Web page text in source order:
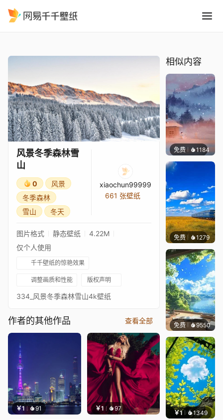
风景冬季森林雪
山
0
风景
冬季森林
雪山
冬天
xiaochun99999
661 张壁纸
图片格式 静态壁纸
4.22M
仅个人使用
千千壁纸的惊艳效果
调整画质和性能 版权声明
334_风景冬季森林雪山4k壁纸
作者的其他作品 查看全部
￥1 91 ￥1 97
相似内容
免费 1184Max
免费 1279叮叮
免费 9550叮叮
￥1 1349 渔小